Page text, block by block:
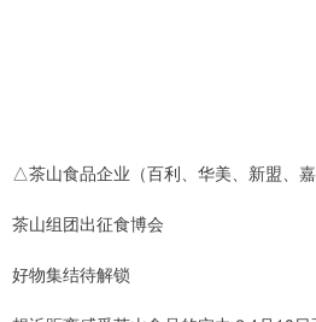
△茶山食品企业（百利、华美、新盟、嘉
茶山组团出征食博会
好物集结待解锁